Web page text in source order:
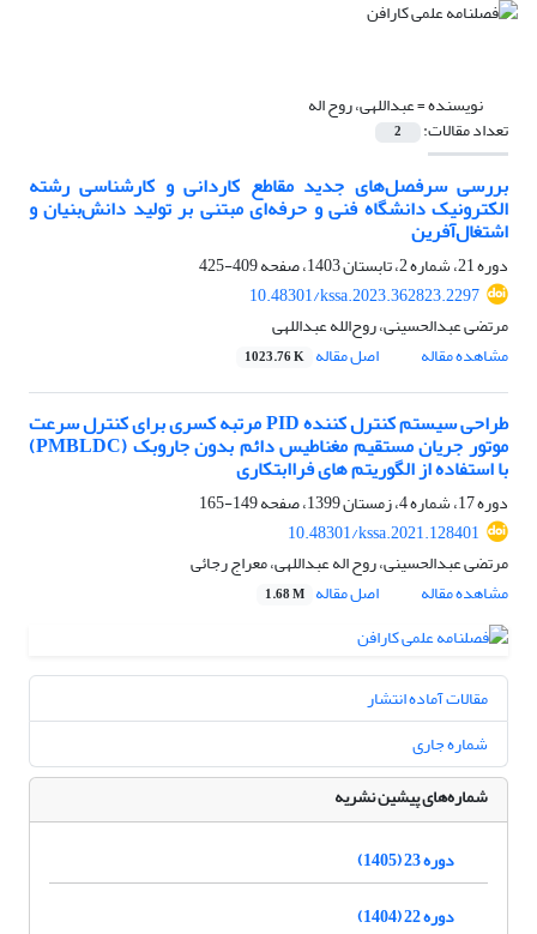
نویسنده =عبداللهی، روح اله
تعداد مقالات: 2
بررسی سرفصل‌های جدید مقاطع کاردانی و کارشناسی رشته
الکترونیک دانشگاه فنی و حرفه‌ای مبتنی بر تولید دانش‌بنیان و
اشتغال‌آفرین
دوره 21، شماره 2، تابستان 1403، صفحه
409-425
10.48301/kssa.2023.362823.2297
مرتضی عبدالحسینی، روح‌الله عبداللهی
مشاهده مقاله
اصل مقاله 1023.76 K
طراحی سیستم کنترل کننده PID مرتبه کسری برای کنترل سرعت
موتور جریان مستقیم مغناطیس دائم بدون جاروبک (PMBLDC)
با استفاده از الگوریتم های فراابتکاری
دوره 17، شماره 4، زمستان 1399، صفحه
149-165
10.48301/kssa.2021.128401
مرتضی عبدالحسینی، روح اله عبداللهی، معراج رجائی
مشاهده مقاله
اصل مقاله 1.68 M
مقالات آماده انتشار
شماره جاری
شماره‌های پیشین نشریه
دوره 23 (1405)
دوره 22 (1404)